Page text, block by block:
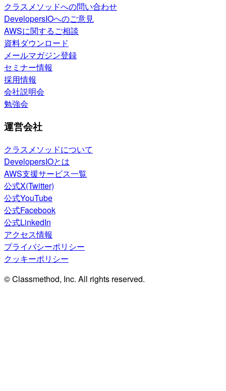
クラスメソッドへの問い合わせ
DevelopersIOへのご意見
AWSに関するご相談
資料ダウンロード
メールマガジン登録
セミナー情報
採用情報
会社説明会
勉強会
運営会社
クラスメソッドについて
DevelopersIOとは
AWS支援サービス一覧
公式X(Twitter)
公式YouTube
公式Facebook
公式LinkedIn
アクセス情報
プライバシーポリシー
クッキーポリシー
© Classmethod, Inc. All rights reserved.